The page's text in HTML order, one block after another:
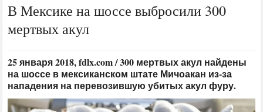
В Мексике на шоссе выбросили 300
мертвых акул
25 января 2018, fdlx.com / 300 мертвых акул найдены
на шоссе в мексиканском штате Мичоакан из-за
нападения на перевозившую убитых акул фуру.